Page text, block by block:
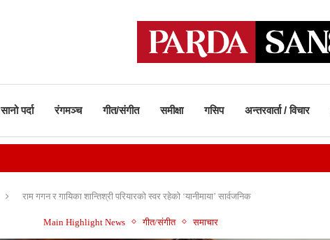
सानो पर्दा रंगमञ्च गीत/संगीत समीक्षा गसिप अन्तरवार्ता / विचार
राम गगन र गायिका शान्तिश्री परियारको स्वर रहेकाे ‘यानीमाया’ सार्वजनिक
Main Highlight News गीत/संगीत समाचार